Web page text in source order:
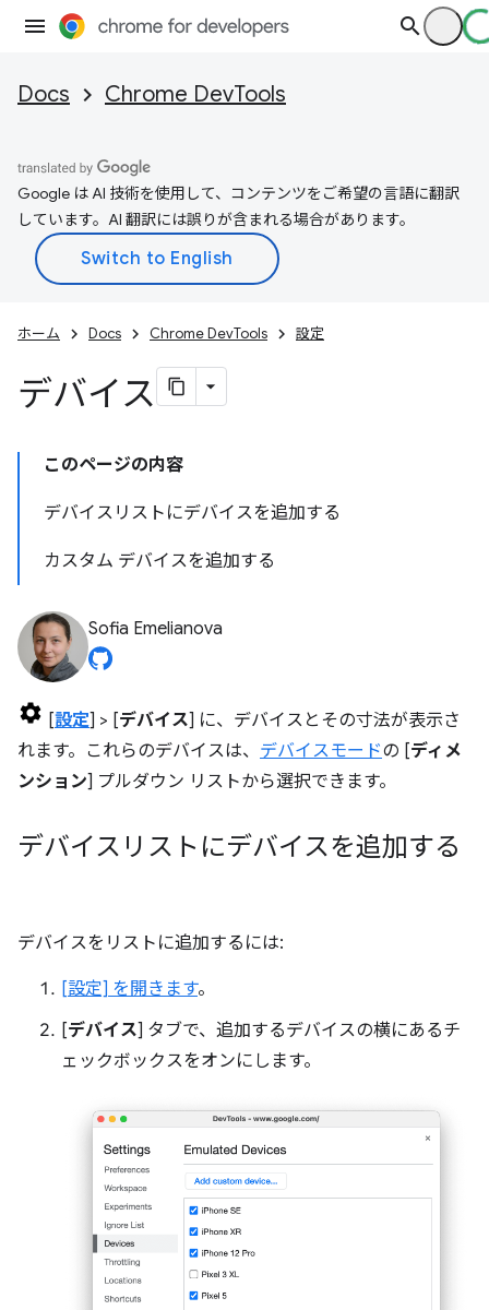
Docs Chrome DevTools
Google は AI 技術を使用して、コンテンツをご希望の言語に翻訳
しています。AI 翻訳には誤りが含まれる場合があります。
ホーム Docs Chrome DevTools 設定
デバイス
このページの内容
デバイスリストにデバイスを追加する
カスタム デバイスを追加する
Sofia Emelianova
[設定] > [デバイス] に、デバイスとその寸法が表示さ
れます。これらのデバイスは、 デバイスモードの [ディメ
ンション] プルダウン リストから選択できます。
デバイスリストにデバイスを追加する
デバイスをリストに追加するには:
[設定] を開きます。
[デバイス] タブで、追加するデバイスの横にあるチ
ェックボックスをオンにします。